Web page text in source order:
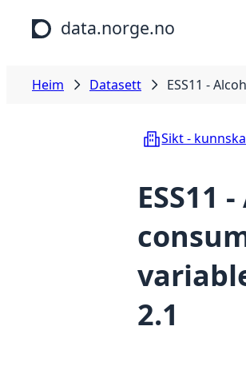
Hopp til hovudinnhald
data.norge.no
Heim Datasett ESS11 -
Sikt -
ESS11
2.1